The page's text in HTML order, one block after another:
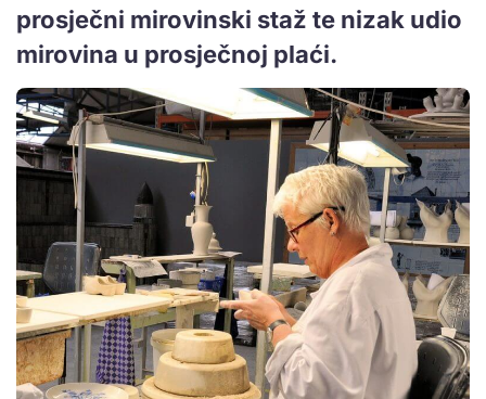
prosječni mirovinski staž te nizak udio
mirovina u prosječnoj plaći.